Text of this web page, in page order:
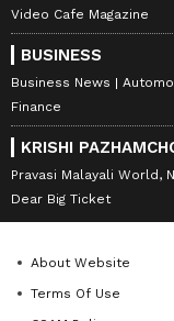
Video Cafe Magazine
BUSINESS
Business News
Finance
KRISHI
Pravasi Malayali World,
Dear Big Ticket
About Website
Terms Of Use